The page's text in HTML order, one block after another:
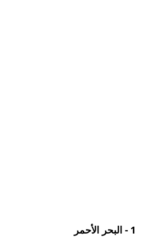
1 - البحر الأحمر